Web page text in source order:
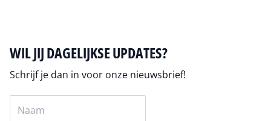
WIL JIJ DAGELIJKSE UPDATES?
Schrijf je dan in voor onze nieuwsbrief!